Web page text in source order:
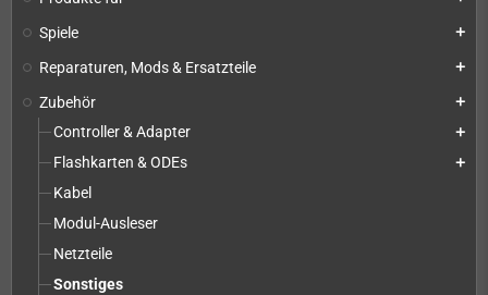
Spiele add
Reparaturen, Mods & Ersatzteile add
Zubehör add
Controller & Adapter add
Flashkarten & ODEs add
Kabel
Modul-Ausleser
Netzteile
Sonstiges